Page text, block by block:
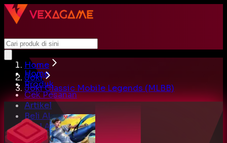
Home
Produk
Cek Pesanan
Artikel
Beli Akun
Jual Akun
Cari
Home
Joki
Joki Classic Mobile Legends (MLBB)